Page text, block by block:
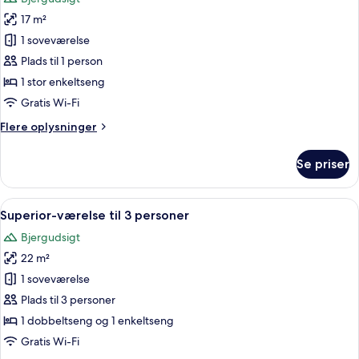
billeder
af
Chambre
Single
Vue
Montagne
17 m²
1 soveværelse
Plads til 1 person
1 stor enkeltseng
Gratis Wi-Fi
Flere oplysninger
Flere
Single
Vue
Montagne
Se priser
Indlæs
alle
billeder
af
Superior-
værelse
til
3
Et soveværelse i en træhytte med
4
Superior-værelse til 3 personer
Bjergudsigt
22 m²
1 soveværelse
Plads til 3 personer
1 dobbeltseng og 1 enkeltseng
Gratis Wi-Fi